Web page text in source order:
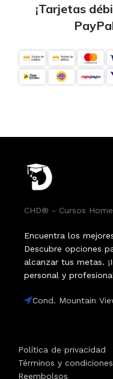
¡Tarjetas
CHD® - Cursos
Encuentra los
Descubre opciones
alcanzar tus metas.
personal y
Cond. Mountain
Política de privacidad
Términos y condiciones
Reembolsos